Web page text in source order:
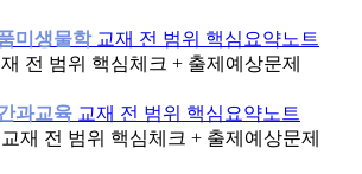
미생물학 교재 전 범위 핵심요약노트
전 범위 핵심체크 + 출제예상문제
과교육 교재 전 범위 핵심요약노트
교재 전 범위 핵심체크 + 출제예상문제